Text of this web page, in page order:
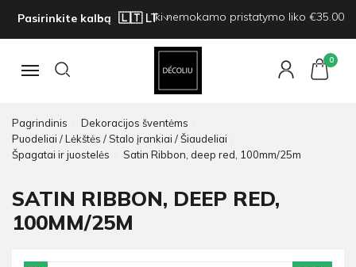
Pasirinkite kalbą Iki nemokamo pristatymo liko €35.00
Navigacija
0
Pagrindinis
Dekoracijos šventėms
Puodeliai / Lėkštės / Stalo įrankiai / Šiaudeliai
Špagatai ir juostelės
Satin Ribbon, deep red, 100mm/25m
SATIN RIBBON, DEEP RED,
100MM/25M